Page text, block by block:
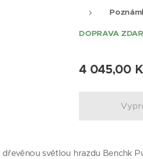
DOPRAVA
4 045,00
světlou hrazdu Benchk